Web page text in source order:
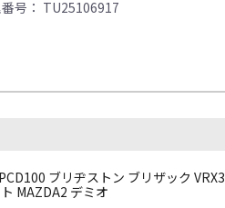
号： TU25106917
ブリヂストン ブリザック VRX3
MAZDA2 デミオ